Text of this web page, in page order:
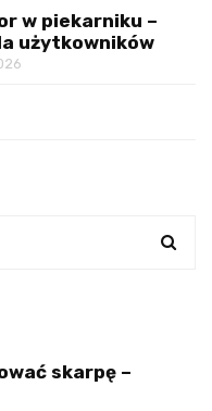
w piekarniku –
użytkowników
skarpę –